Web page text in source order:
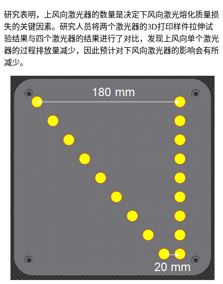
研究表明，上风向激光器的数量是决定下风向激光熔化质量损
失的关键因素。研究人员将两个激光器的3D打印样件拉伸试
验结果与四个激光器的结果进行了对比，发现上风向单个激光
器的过程排放量减少，因此预计对下风向激光器的影响会有所
减少。